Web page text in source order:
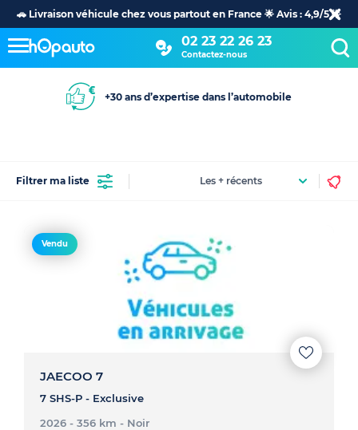
🚗 Livraison véhicule chez vous partout en France 🌟 Avis : 4,9/5 🌟
02 23 22 26 23
Contactez-nous
+30 ans d’expertise dans l’automobile
Filtrer ma liste
Vendu
JAECOO 7
7 SHS-P - Exclusive
2026 - 356 km - Noir